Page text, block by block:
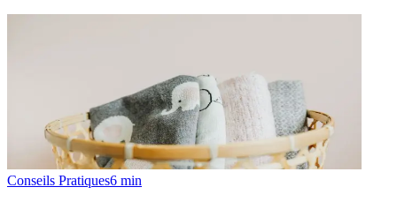
Conseils Pratiques6 min